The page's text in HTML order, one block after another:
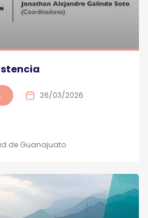
26/03/2026
de Guanajuato